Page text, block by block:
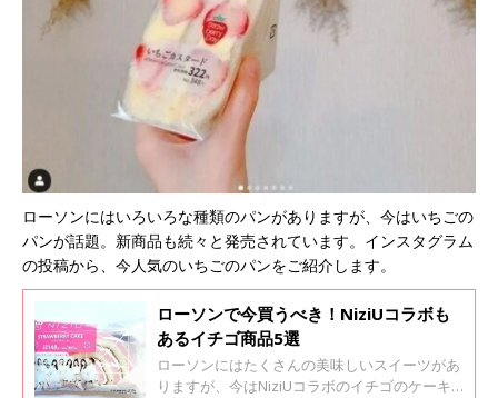
ローソンにはいろいろな種類のパンがありますが、今はいちごの
パンが話題。新商品も続々と発売されています。インスタグラム
の投稿から、今人気のいちごのパンをご紹介します。
ローソンで今買うべき！NiziUコラボも
あるイチゴ商品5選
ローソンにはたくさんの美味しいスイーツがあ
りますが、今はNiziUコラボのイチゴのケーキ